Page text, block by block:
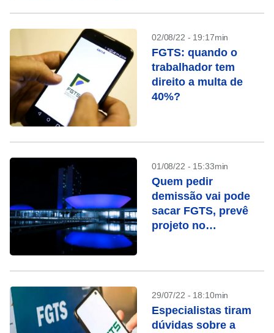
02/08/22 - 19:17min
FGTS: quando o
trabalhador tem
direito a multa de
40%?
01/08/22 - 15:33min
Quem pedir
demissão vai pode
sacar FGTS, prevê
projeto no
29/07/22 - 18:10min
Especialistas tiram
dúvidas sobre a